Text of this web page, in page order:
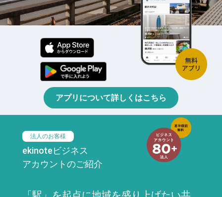
アプリについて詳しくはこちら
法人のお客様
ekinoteビジネス
アカウントのご紹介